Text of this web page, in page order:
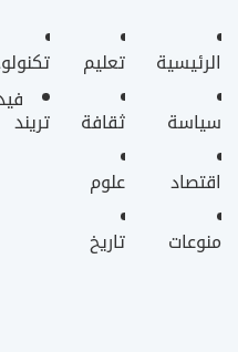
الرئيسية
سياسة
اقتصاد
منوعات
تعليم
ثقافة
علوم
تاريخ
تريند